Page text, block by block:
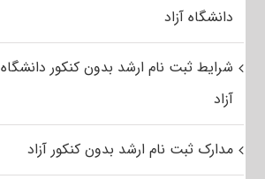
دانشگاه آزاد
شرایط ثبت نام ارشد بدون کنکور دانشگاه
آزاد
مدارک ثبت نام ارشد بدون کنکور آزاد